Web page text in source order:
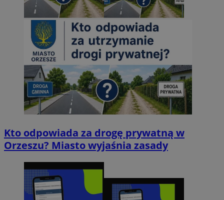
Kto odpowiada za drogę prywatną w
Orzeszu? Miasto wyjaśnia zasady